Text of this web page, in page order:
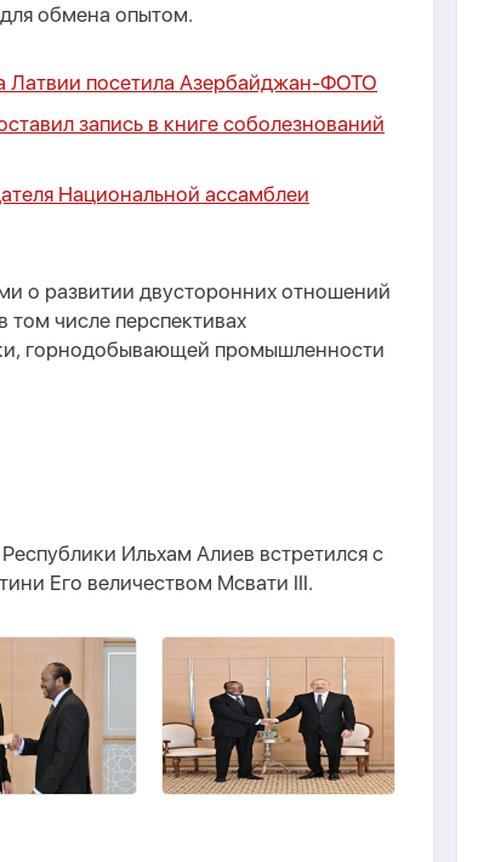
обмена опытом.
Латвии посетила Азербайджан-ФОТО
запись в книге соболезнований
Национальной ассамблеи
о развитии двусторонних отношений
числе перспективах
горнодобывающей промышленности
Ильхам Алиев встретился с
Его величеством Мсвати III.